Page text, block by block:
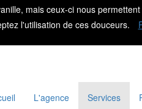
mais ceux-ci nous
l'utilisation de ces douceurs.
L'agence Services